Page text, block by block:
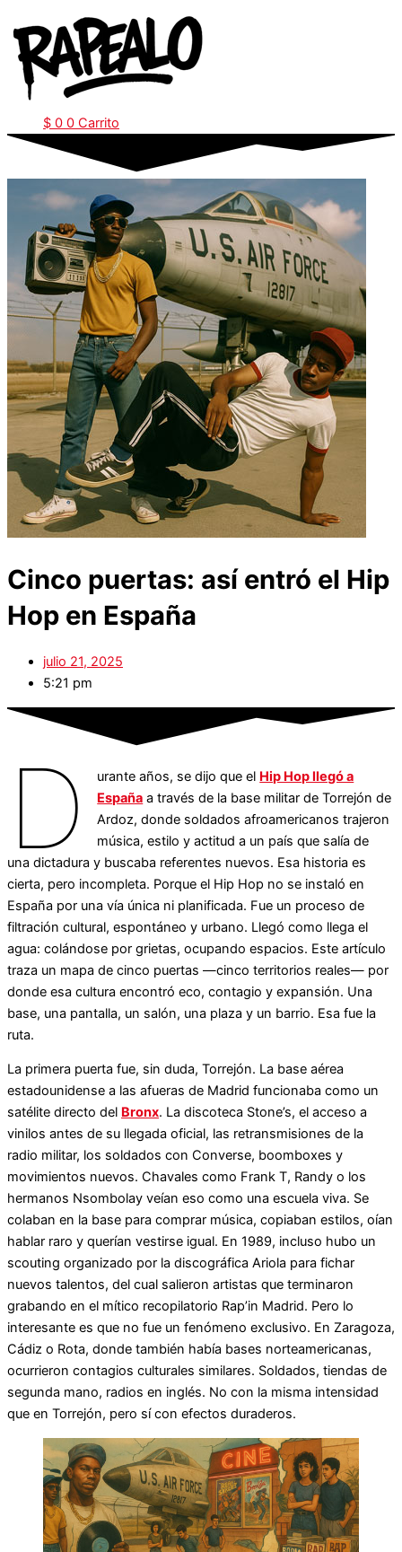
al
contenido
$ 0 0 Carrito
Cinco puertas: así entró el Hip
Hop en España
julio 21, 2025
5:21 pm
D urante años, se dijo que el Hip Hop llegó a
España a través de la base militar de Torrejón de
Ardoz, donde soldados afroamericanos trajeron
música, estilo y actitud a un país que salía de
una dictadura y buscaba referentes nuevos. Esa historia es
cierta, pero incompleta. Porque el Hip Hop no se instaló en
España por una vía única ni planificada. Fue un proceso de
filtración cultural, espontáneo y urbano. Llegó como llega el
agua: colándose por grietas, ocupando espacios. Este artículo
traza un mapa de cinco puertas —cinco territorios reales— por
donde esa cultura encontró eco, contagio y expansión. Una
base, una pantalla, un salón, una plaza y un barrio. Esa fue la
ruta.
La primera puerta fue, sin duda, Torrejón. La base aérea
estadounidense a las afueras de Madrid funcionaba como un
satélite directo del Bronx. La discoteca Stone’s, el acceso a
vinilos antes de su llegada oficial, las retransmisiones de la
radio militar, los soldados con Converse, boomboxes y
movimientos nuevos. Chavales como Frank T, Randy o los
hermanos Nsombolay veían eso como una escuela viva. Se
colaban en la base para comprar música, copiaban estilos, oían
hablar raro y querían vestirse igual. En 1989, incluso hubo un
scouting organizado por la discográfica Ariola para fichar
nuevos talentos, del cual salieron artistas que terminaron
grabando en el mítico recopilatorio Rap’in Madrid. Pero lo
interesante es que no fue un fenómeno exclusivo. En Zaragoza,
Cádiz o Rota, donde también había bases norteamericanas,
ocurrieron contagios culturales similares. Soldados, tiendas de
segunda mano, radios en inglés. No con la misma intensidad
que en Torrejón, pero sí con efectos duraderos.